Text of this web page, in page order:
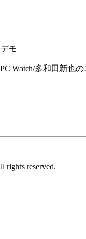
モ
Watch/多和田新也
rights reserved.